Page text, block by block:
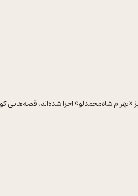
شاه‌محمدلو» اجرا شده‌اند. قصه‌هایی